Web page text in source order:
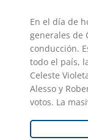
En el día de
generales de
conducción.
todo el país,
Celeste
Alesso y
votos. La